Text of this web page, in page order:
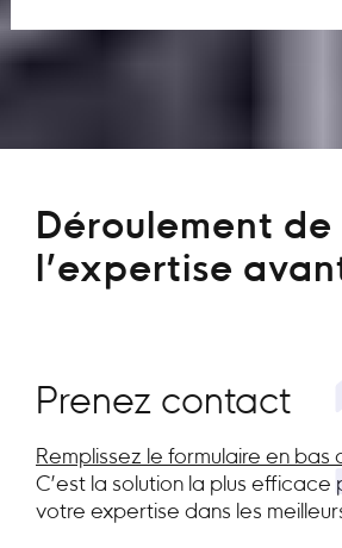
Déroulement de
l’expertise
Prenez contact
Remplissez le formulaire en bas
C’est la solution la plus efficace
votre expertise dans les